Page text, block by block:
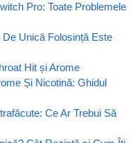
Pro: Toate Problemele
Unică Folosință Este
Hit și Arome
Și Nicotină: Ghidul
Ce Ar Trebui Să